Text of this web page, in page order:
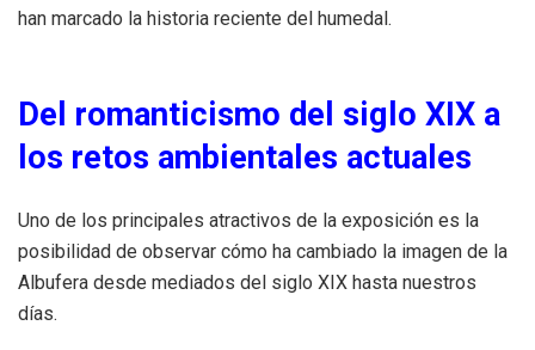
han marcado la historia reciente del humedal.
Del romanticismo del siglo XIX a
los retos ambientales actuales
Uno de los principales atractivos de la exposición es la
posibilidad de observar cómo ha cambiado la imagen de la
Albufera desde mediados del siglo XIX hasta nuestros
días.